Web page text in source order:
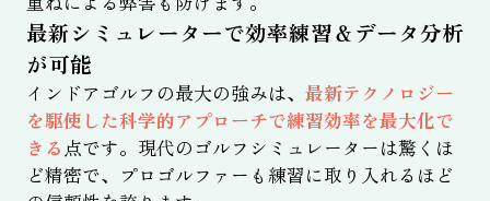
最新シミュレーターで効率練習＆データ分析
が可能
インドアゴルフの最大の強みは、 最新テクノロジー
を駆使した科学的アプローチで練習効率を最大化で
きる 点です。現代のゴルフシミュレーターは驚くほ
ど精密で、プロゴルファーも練習に取り入れるほど